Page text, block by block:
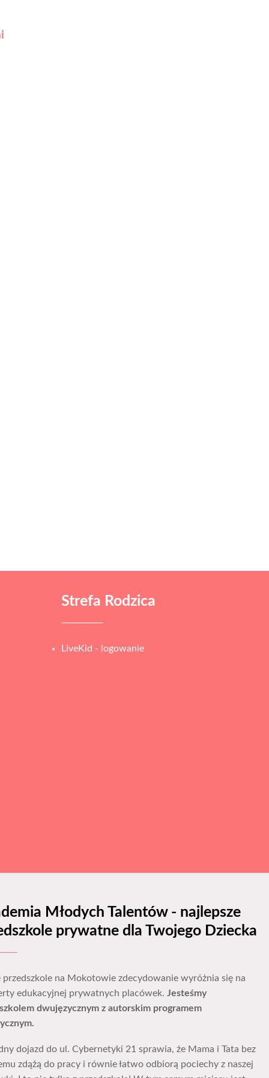
Strefa Rodzica
LiveKid - logowanie
Młodych Talentów - najlepsze
prywatne dla Twojego Dziecka
przedszkole na Mokotowie zdecydowanie wyróżnia się na
edukacyjnej prywatnych placówek. Jesteśmy
dwujęzycznym z autorskim programem
dojazd do ul. Cybernetyki 21 sprawia, że Mama i Tata bez
zdążą do pracy i równie łatwo odbiorą pociechy z naszej